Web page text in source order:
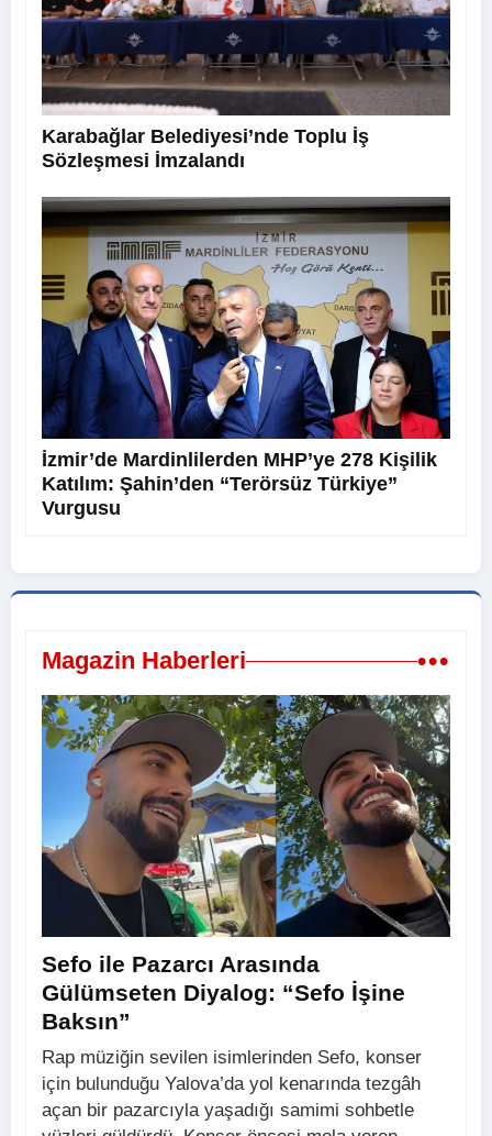
Karabağlar Belediyesi’nde Toplu İş
Sözleşmesi İmzalandı
İzmir’de Mardinlilerden MHP’ye 278 Kişilik
Katılım: Şahin’den “Terörsüz Türkiye”
Vurgusu
Magazin Haberleri •••
Sefo ile Pazarcı Arasında
Gülümseten Diyalog: “Sefo İşine
Baksın”
Rap müziğin sevilen isimlerinden Sefo, konser
için bulunduğu Yalova’da yol kenarında tezgâh
açan bir pazarcıyla yaşadığı samimi sohbetle